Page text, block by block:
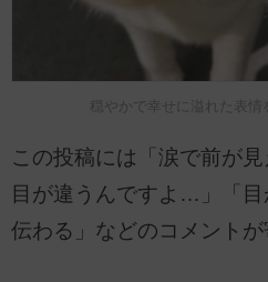
穏やかで幸せに溢れた表情
この投稿には「涙で前が見
目が違うんですよ…」「
伝わる」などのコメントが